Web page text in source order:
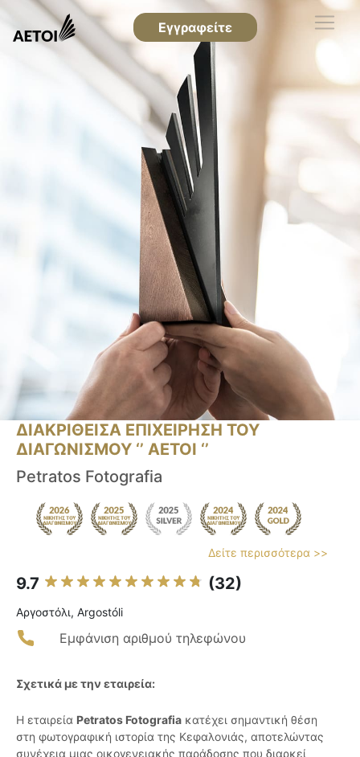
Εγγραφείτε
ΔΙΑΚΡΙΘΕΙΣΑ ΕΠΙΧΕΙΡΗΣΗ ΤΟΥ
ΔΙΑΓΩΝΙΣΜΟΥ ‘’ ΑΕΤΟΙ ‘’
Petratos Fotografia
Δείτε περισσότερα >>
9.7 (32)
Αργοστόλι, Argostóli
Εμφάνιση αριθμού τηλεφώνου
Σχετικά με την εταιρεία:
Η εταιρεία Petratos Fotografia κατέχει σημαντική θέση
στη φωτογραφική ιστορία της Κεφαλονιάς, αποτελώντας
συνέχεια μιας οικογενειακής παράδοσης που διαρκεί